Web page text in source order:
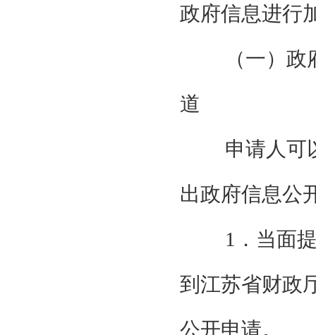
政府信息进行
（一）
道
申请人可
出政府信息公
1．当面
到江苏省财政
公开申请。